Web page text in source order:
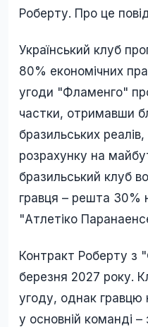
Роберту. Про це
Український клуб
80% економічних
угоди "Фламенго"
частки, отримавши
бразильських
розрахунку на
бразильський клуб
гравця – решта 30%
"Атлетіко
Контракт Роберту з
березня 2027 року.
угоду, однак гравцю
у основній команді –